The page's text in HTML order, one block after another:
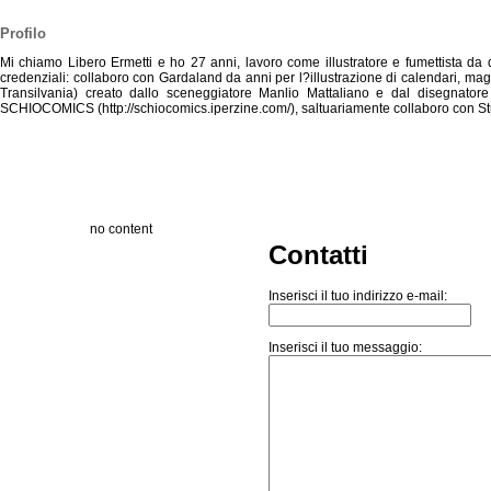
Profilo
Mi chiamo Libero Ermetti e ho 27 anni, lavoro come illustratore e fumettista
credenziali: collaboro con Gardaland da anni per l?illustrazione di calendari,
Transilvania) creato dallo sceneggiatore Manlio Mattaliano e dal
SCHIOCOMICS (http://schiocomics.iperzine.com/), saltuariamente collaboro con
no content
Contatti
Inserisci il tuo indirizzo e-mail:
Inserisci il tuo messaggio: